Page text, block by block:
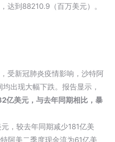
达到88210.9（百万美元）。
受新冠肺炎疫情影响，沙特阿
出现大幅下跌。报告显示，
亿美元，与去年同期相比，暴
，较去年同期减少181亿美
阿美二季度现金流为61亿美